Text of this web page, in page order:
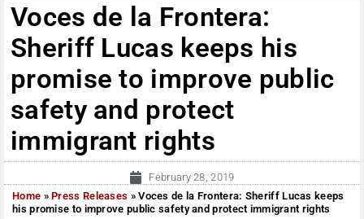
Voces de la Frontera:
Sheriff Lucas keeps his
promise to improve public
safety and protect
immigrant rights
February 28, 2019
Home »Press Releases »Voces de la Frontera: Sheriff Lucas keeps
his promise to improve public safety and protect immigrant rights